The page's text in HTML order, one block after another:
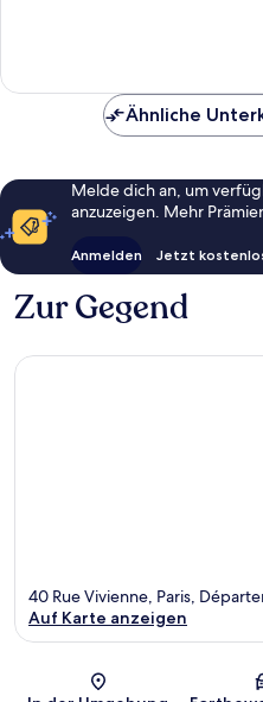
Ähnliche
Melde dich an, um
anzuzeigen. Mehr
Anmelden Jetzt
Zur Gegend
40 Rue Vivienne, Paris,
Auf Karte anzeigen